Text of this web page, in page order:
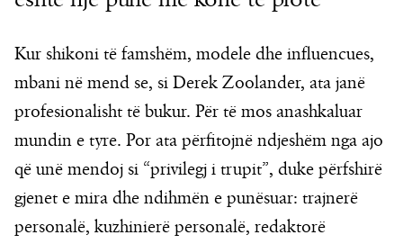
Kur shikoni të famshëm, modele dhe influencues,
mbani në mend se, si Derek Zoolander, ata janë
profesionalisht të bukur. Për të mos anashkaluar
mundin e tyre. Por ata përfitojnë ndjeshëm nga ajo
që unë mendoj si “privilegj i trupit”, duke përfshirë
gjenet e mira dhe ndihmën e punësuar: trajnerë
personalë, kuzhinierë personalë, redaktorë